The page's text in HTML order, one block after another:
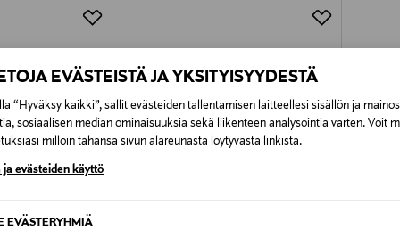
EVÄSTEISTÄ JA YKSITYISYYDESTÄ
“Hyväksy kaikki”, sallit evästeiden tallentamisen laitteellesi sisällön ja
sosiaalisen median ominaisuuksia sekä liikenteen analysointia varten. Voit
milloin tahansa sivun alareunasta löytyvästä linkistä.
ja evästeiden käyttö
EVÄSTERYHMIÄ
Alk. 6,90 €, kun toimitus on